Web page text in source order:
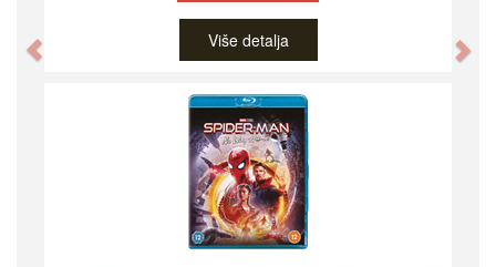
Više detalja